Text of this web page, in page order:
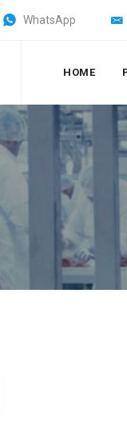
WhatsApp
HOME